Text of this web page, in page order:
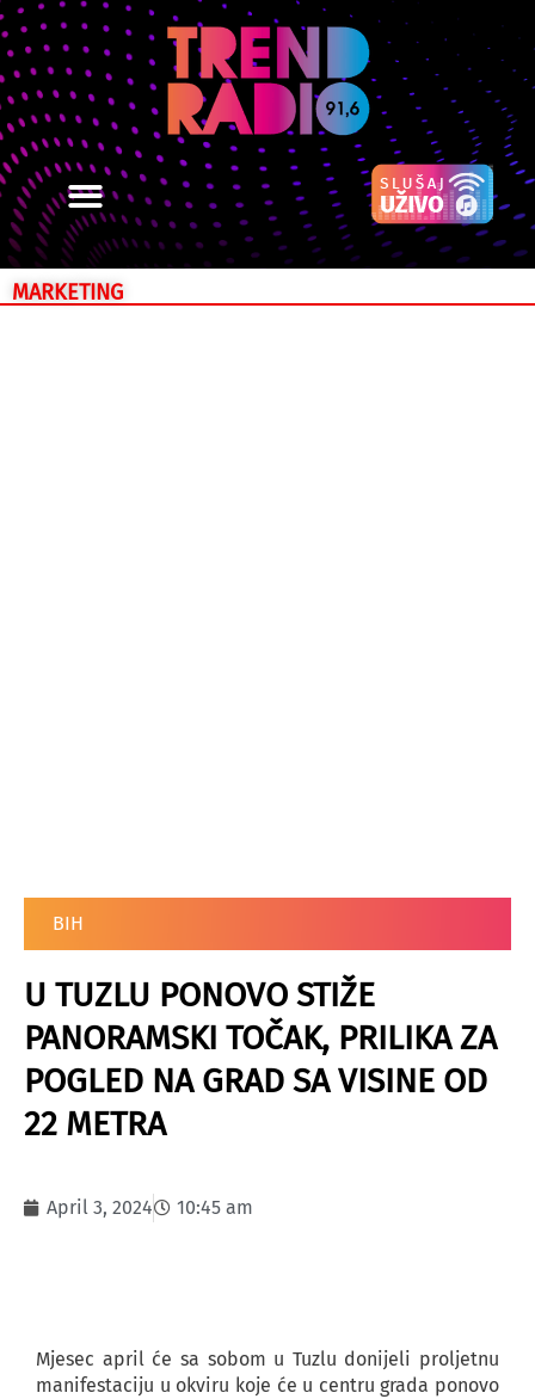
MARKETING
BIH
U TUZLU PONOVO STIŽE
PANORAMSKI TOČAK, PRILIKA ZA
POGLED NA GRAD SA VISINE OD
22 METRA
April 3, 2024 10:45 am
Mjesec april će sa sobom u Tuzlu donijeli proljetnu
manifestaciju u okviru koje će u centru grada ponovo